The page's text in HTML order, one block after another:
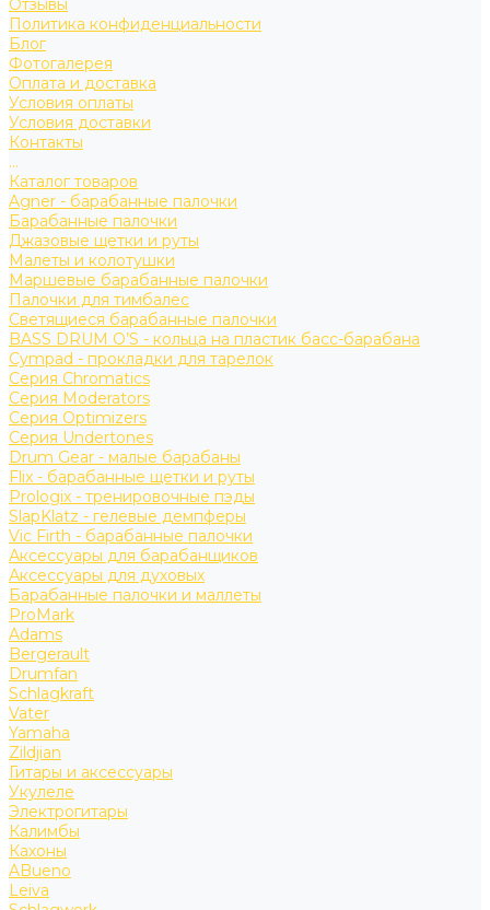
Отзывы
Политика конфиденциальности
Блог
Фотогалерея
Оплата и доставка
Условия оплаты
Условия доставки
Контакты
...
Каталог товаров
Agner - барабанные палочки
Барабанные палочки
Джазовые щетки и руты
Малеты и колотушки
Маршевые барабанные палочки
Палочки для тимбалес
Светящиеся барабанные палочки
BASS DRUM O’S - кольца на пластик басс-барабана
Cympad - прокладки для тарелок
Серия Chromatics
Серия Moderators
Серия Optimizers
Серия Undertones
Drum Gear - малые барабаны
Flix - барабанные щетки и руты
Prologix - тренировочные пэды
SlapKlatz - гелевые демпферы
Vic Firth - барабанные палочки
Аксессуары для барабанщиков
Аксессуары для духовых
Барабанные палочки и маллеты
ProMark
Adams
Bergerault
Drumfan
Schlagkraft
Vater
Yamaha
Zildjian
Гитары и аксессуары
Укулеле
Электрогитары
Калимбы
Кахоны
ABueno
Leiva